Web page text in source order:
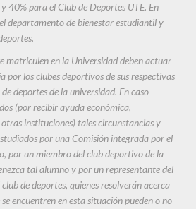
40% para el Club de Deportes UTE. En
departamento de bienestar estudiantil y
matriculen en la Universidad deben actuar
por los clubes deportivos de sus respectivas
deportes de la universidad. En caso
(por recibir ayuda económica,
instituciones) tales circunstancias y
por una Comisión integrada por el
por un miembro del club deportivo de la
tal alumno y por un representante del
de deportes, quienes resolverán acerca
encuentren en esta situación pueden o no